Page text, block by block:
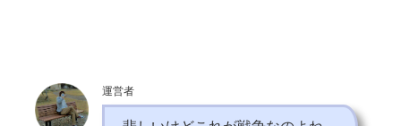
運営者